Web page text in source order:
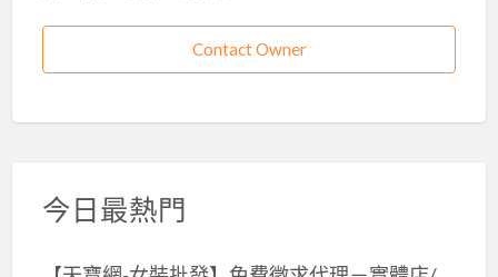
Contact Owner
今日最熱門